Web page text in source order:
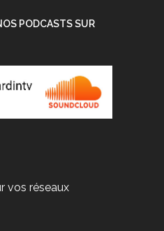
PODCASTS SUR
vos réseaux